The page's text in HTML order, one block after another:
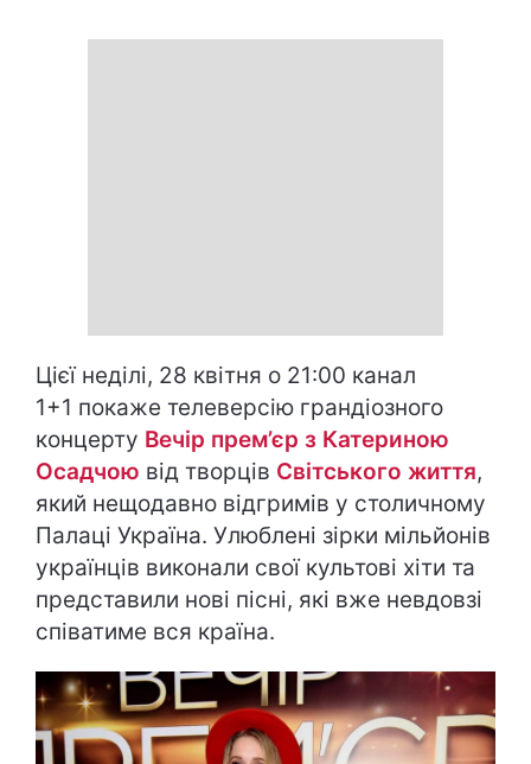
Цієї неділі, 28 квітня о 21:00 канал
1+1 покаже телеверсію грандіозного
концерту Вечір прем’єр з Катериною
Осадчою від творців Світського життя,
який нещодавно відгримів у столичному
Палаці Україна. Улюблені зірки мільйонів
українців виконали свої культові хіти та
представили нові пісні, які вже невдовзі
співатиме вся країна.